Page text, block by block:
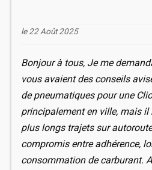
le 22 Août 2025
Bonjour à tous, Je me
vous avaient des conseils
de pneumatiques pour une
principalement en ville, mais il
plus longs trajets sur
compromis entre adhérence,
consommation de carburant.